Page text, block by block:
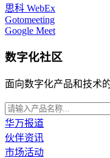
思科 WebEx
Gotomeeting
Google Meet
数字化社区
面向数字化产品和技术
华万报道
伙伴资讯
市场活动